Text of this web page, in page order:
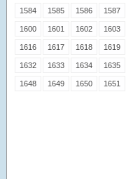
1584 1585 1586 1587
1600 1601 1602 1603
1616 1617 1618 1619
1632 1633 1634 1635
1648 1649 1650 1651